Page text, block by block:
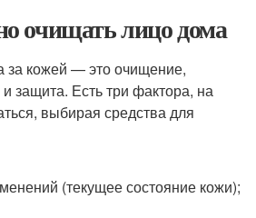
очищать лицо дома
за кожей — это очищение,
защита. Есть три фактора, на
выбирая средства для
(текущее состояние кожи);